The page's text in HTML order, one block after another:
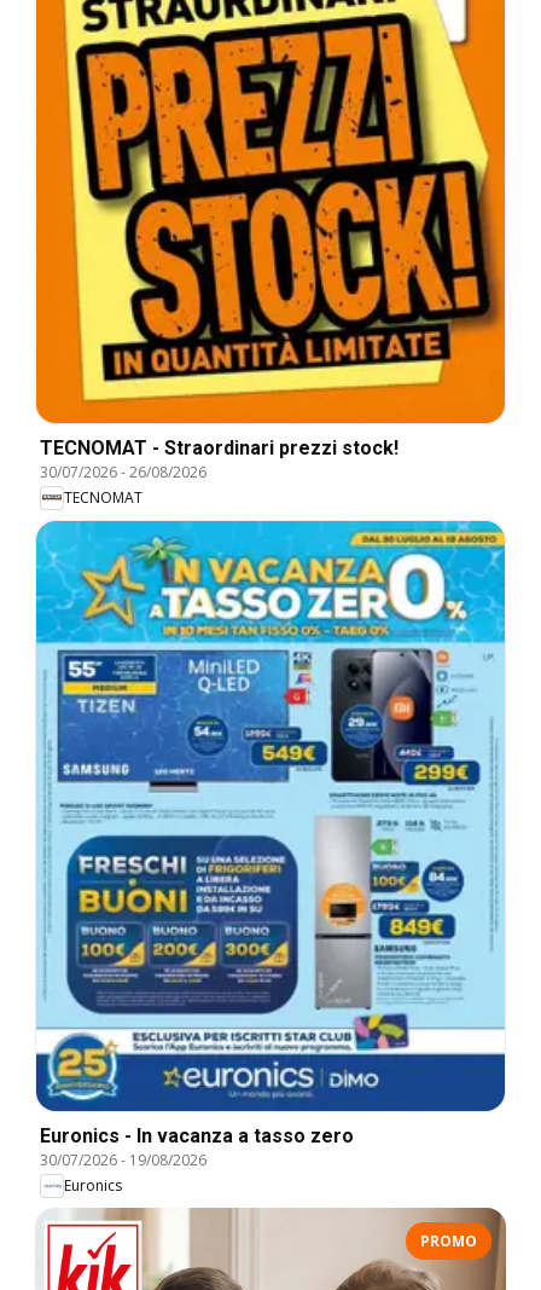
TECNOMAT - Straordinari prezzi stock!
30/07/2026-26/08/2026
TECNOMAT
Euronics - In vacanza a tasso zero
30/07/2026- 19/08/2026
Euronics
PROMO